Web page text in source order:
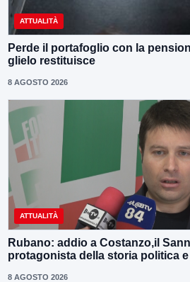
ATTUALITÀ
Perde il portafoglio con la
glielo restituisce
8 AGOSTO 2026
ATTUALITÀ
Rubano: addio a Costanzo,il
protagonista della storia politica
8 AGOSTO 2026